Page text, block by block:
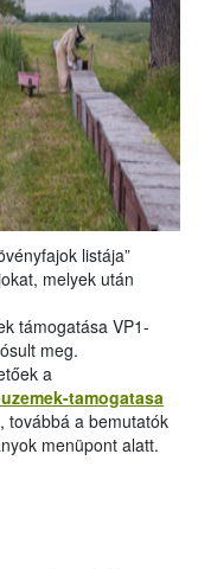
listája”
melyek után
támogatása VP1-
meg.
a
tamogatasa
továbbá a bemutatók
menüpont alatt.